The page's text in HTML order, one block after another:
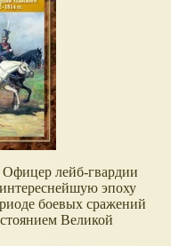
лейб-гвардии
эпоху
боевых сражений
Великой